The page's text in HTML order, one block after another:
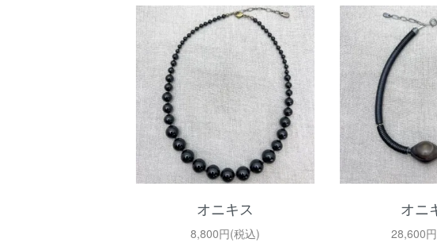
オニキス
8,800円(税込)
オニ
28,600